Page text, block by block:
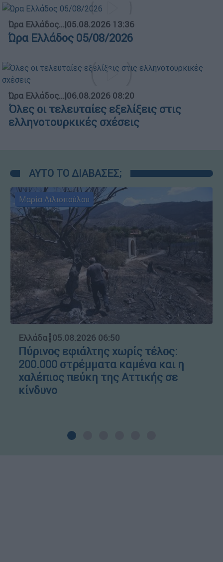
Ώρα Ελλάδος...|05.08.2026 13:36
Ώρα Ελλάδος 05/08/2026
Ώρα Ελλάδος...|06.08.2026 08:20
Όλες οι τελευταίες εξελίξεις στις
ελληνοτουρκικές σχέσεις
ΑΥΤΟ ΤΟ ΔΙΑΒΑΣΕΣ;
Μαρία Λιλιοπούλου
Ελλάδα┋05.08.2026 06:50
Πύρινος εφιάλτης χωρίς τέλος:
200.000 στρέμματα καμένα και η
χαλέπιος πεύκη της Αττικής σε
κίνδυνο